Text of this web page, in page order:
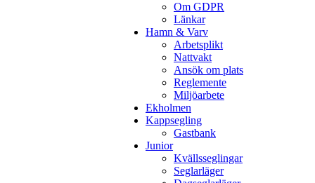
Om GDPR
Länkar
Hamn & Varv
Arbetsplikt
Nattvakt
Ansök om plats
Reglemente
Miljöarbete
Ekholmen
Kappsegling
Gastbank
Junior
Kvällsseglingar
Seglarläger